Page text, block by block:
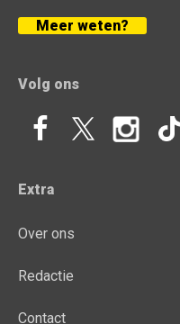
Meer weten?
Volg ons
Extra
Over ons
Redactie
Contact